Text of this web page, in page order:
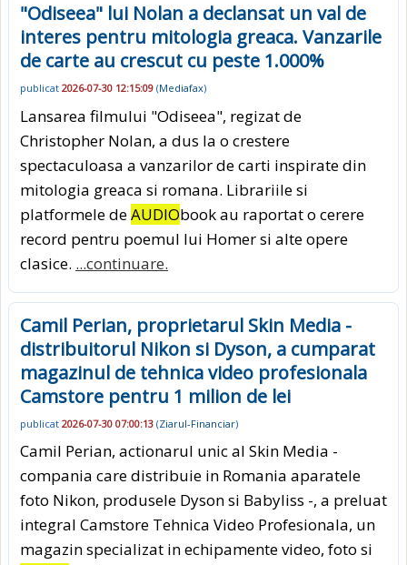
"Odiseea" lui Nolan a declansat un val de
interes pentru mitologia greaca. Vanzarile
de carte au crescut cu peste 1.000%
publicat 2026-07-30 12:15:09 (Mediafax)
Lansarea filmului "Odiseea", regizat de
Christopher Nolan, a dus la o crestere
spectaculoasa a vanzarilor de carti inspirate din
mitologia greaca si romana. Librariile si
platformele deAUDIObook au raportat o cerere
record pentru poemul lui Homer si alte opere
clasice. ...continuare.
Camil Perian, proprietarul Skin Media -
distribuitorul Nikon si Dyson, a cumparat
magazinul de tehnica video profesionala
Camstore pentru 1 milion de lei
publicat 2026-07-30 07:00:13 (Ziarul-Financiar)
Camil Perian, actionarul unic al Skin Media -
compania care distribuie in Romania aparatele
foto Nikon, produsele Dyson si Babyliss -, a preluat
integral Camstore Tehnica Video Profesionala, un
magazin specializat in echipamente video, foto si